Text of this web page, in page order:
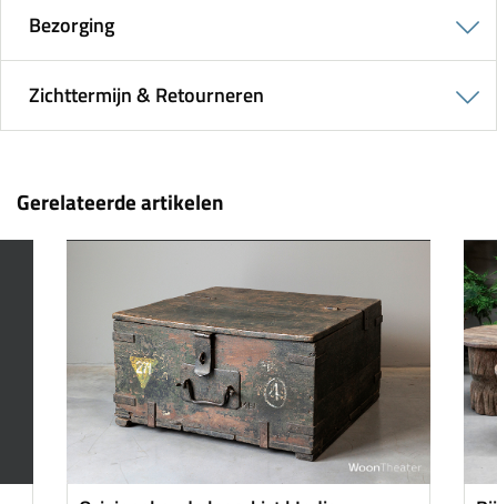
Bezorging
Zichttermijn & Retourneren
Gerelateerde artikelen